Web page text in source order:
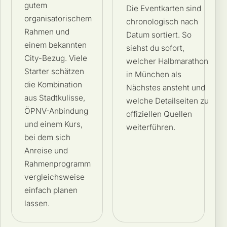
gutem
organisatorischem
Rahmen und
einem bekannten
City-Bezug. Viele
Starter schätzen
die Kombination
aus Stadtkulisse,
ÖPNV-Anbindung
und einem Kurs,
bei dem sich
Anreise und
Rahmenprogramm
vergleichsweise
einfach planen
lassen.
Die Eventkarten sind
chronologisch nach
Datum sortiert. So
siehst du sofort,
welcher Halbmarathon
in München als
Nächstes ansteht und
welche Detailseiten zu
offiziellen Quellen
weiterführen.